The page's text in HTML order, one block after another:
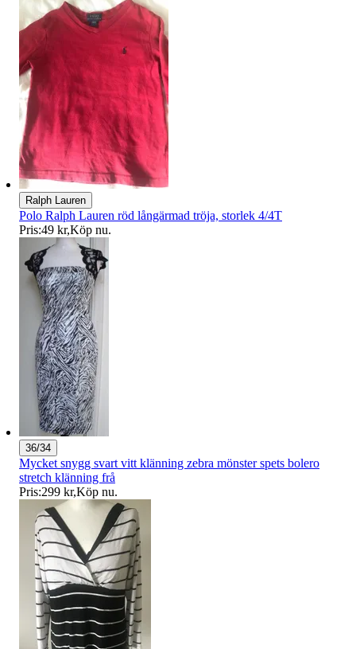
Ralph Lauren
Polo Ralph Lauren röd långärmad tröja, storlek 4/4T
Pris:49 kr,Köp nu.
36/34
Mycket snygg svart vitt klänning zebra mönster spets bolero
stretch klänning frå
Pris:299 kr,Köp nu.